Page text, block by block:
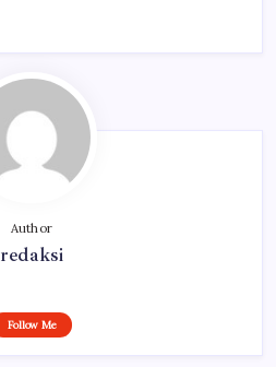
Author
redaksi
Follow Me